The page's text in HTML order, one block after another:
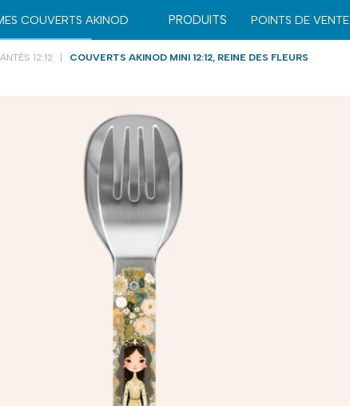
COUVERTS AKINOD PRODUITS POINTS DE VENTE
DE TRANSPORT
DE TRANSPORT
12:12 COUVERTS AKINOD MINI 12:12, REINE DES FLEURS